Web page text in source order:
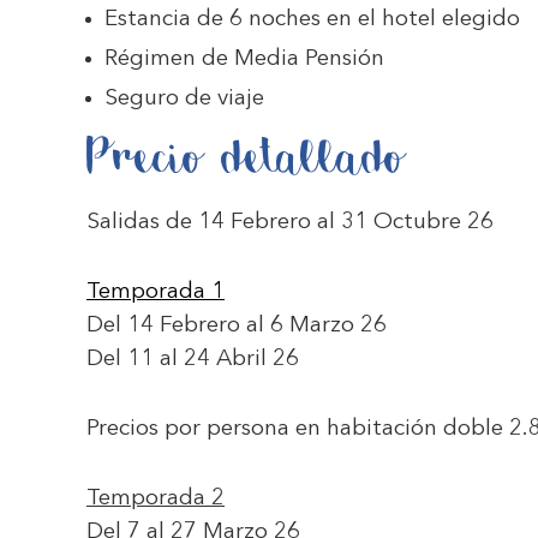
Estancia de 6 noches en el hotel elegido
Régimen de Media Pensión
Seguro de viaje
Precio detallado
Salidas de 14 Febrero al 31 Octubre 26
Temporada 1
Del 14 Febrero al 6 Marzo 26
Del 11 al 24 Abril 26
Precios por persona en habitación doble
Temporada 2
Del 7 al 27 Marzo 26